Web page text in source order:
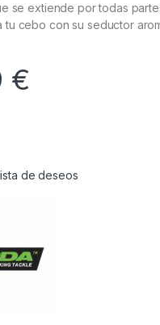
se extiende por todas
tu cebo con su seductor
€
de deseos